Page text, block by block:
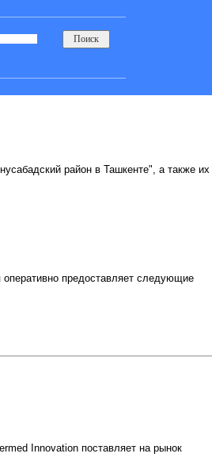
район в Ташкенте", а также их
предоставляет следующие
Innovation поставляет на рынок